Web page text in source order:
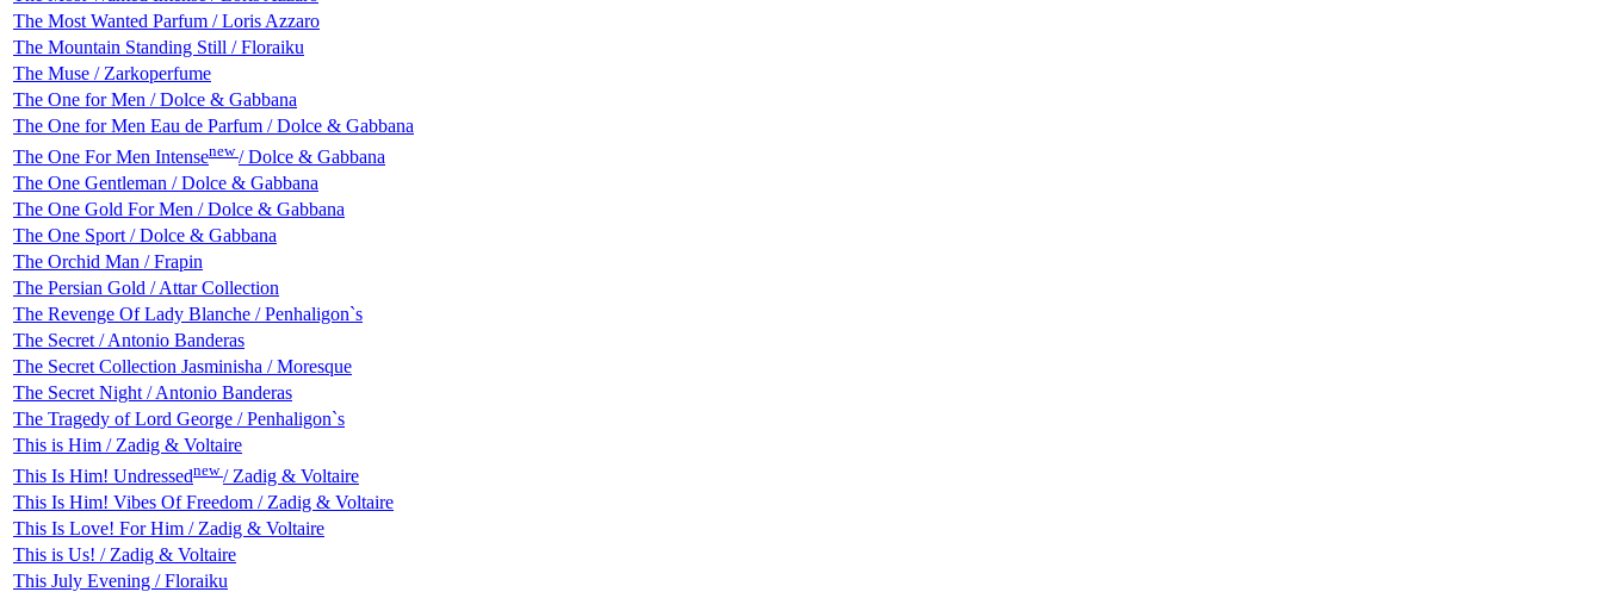
The Most Wanted Parfum / Loris Azzaro
The Mountain Standing Still / Floraiku
The Muse / Zarkoperfume
The One for Men / Dolce & Gabbana
The One for Men Eau de Parfum / Dolce & Gabbana
The One For Men Intensenew/ Dolce & Gabbana
The One Gentleman / Dolce & Gabbana
The One Gold For Men / Dolce & Gabbana
The One Sport / Dolce & Gabbana
The Orchid Man / Frapin
The Persian Gold / Attar Collection
The Revenge Of Lady Blanche / Penhaligon`s
The Secret / Antonio Banderas
The Secret Collection Jasminisha / Moresque
The Secret Night / Antonio Banderas
The Tragedy of Lord George / Penhaligon`s
This is Him / Zadig & Voltaire
This Is Him! Undressednew/ Zadig & Voltaire
This Is Him! Vibes Of Freedom / Zadig & Voltaire
This Is Love! For Him / Zadig & Voltaire
This is Us! / Zadig & Voltaire
This July Evening / Floraiku